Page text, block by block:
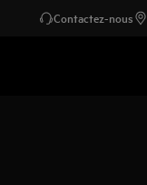
Contactez-nous